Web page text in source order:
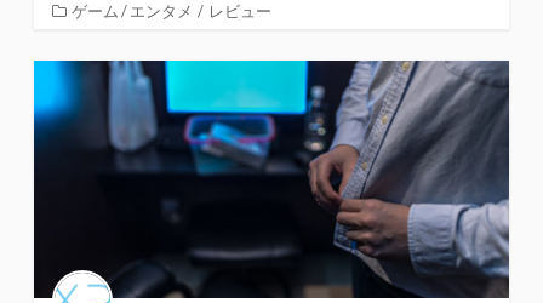
ゲーム / エンタメ / レビュー